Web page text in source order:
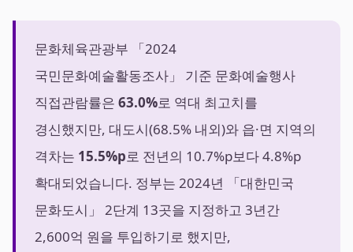
문화체육관광부 「2024
국민문화예술활동조사」 기준 문화예술행사
직접관람률은 63.0%로 역대 최고치를
경신했지만, 대도시(68.5% 내외)와 읍·면 지역의
격차는 15.5%p로 전년의 10.7%p보다 4.8%p
확대되었습니다. 정부는 2024년 「대한민국
문화도시」 2단계 13곳을 지정하고 3년간
2,600억 원을 투입하기로 했지만,